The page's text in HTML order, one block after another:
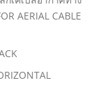
AERIAL CABLE